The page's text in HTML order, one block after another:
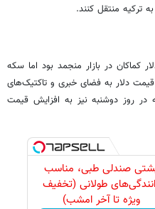
ترکیه منتقل کنند.
کماکان در بازار منجمد بود اما سکه
بودن قیمت دلار به فضای خبری و تاکتیک‌های
در روز دوشنبه نیز به افزایش قیمت
صندلی طبی، مناسب
طولانی (تخفیف
ویژه تا آخر امشب)